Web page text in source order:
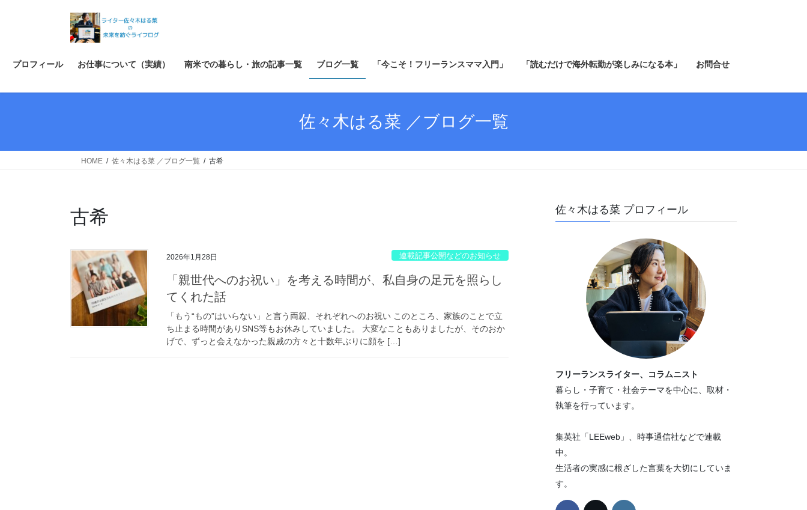
ス
ン
プロフィール お仕事について（実績） 南米での暮らし・旅の記事一覧 ブログ一覧 「今こそ！フリーランスママ入門」 「読むだけで海外転勤が楽しみになる本」 お問合せ
佐々木はる菜 ／ブログ一覧
HOME 佐々木はる菜 ／ブログ一覧 古希
古希
2026年1月28日 連載記事公開などのお知らせ
「親世代へのお祝い」を考える時間が、私自身の足元を照らし
てくれた話
「もう“もの”はいらない」と言う両親、それぞれへのお祝い このところ、家族のことで立
ち止まる時間がありSNS等もお休みしていました。 大変なこともありましたが、そのおか
げで、ずっと会えなかった親戚の方々と十数年ぶりに顔を […]
佐々木はる菜 プロフィール
フリーランスライター、コラムニスト
暮らし・子育て・社会テーマを中心に、取材・
執筆を行っています。
集英社「LEEweb」、時事通信社などで連載
中。
生活者の実感に根ざした言葉を大切にしていま
す。